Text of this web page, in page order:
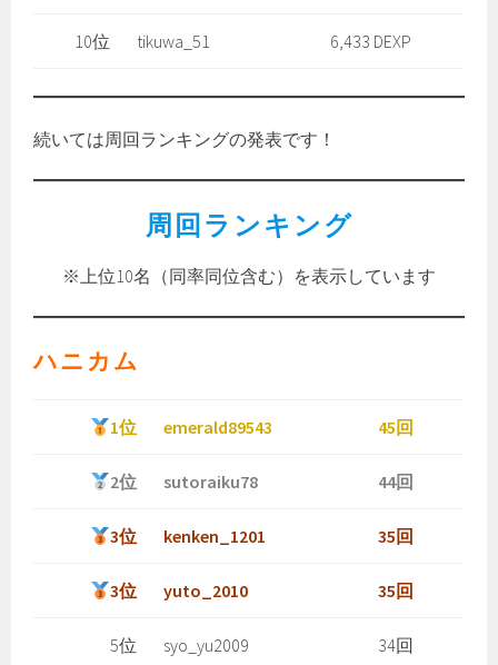
10位 tikuwa_51 6,433 DEXP
続いては周回ランキングの発表です！
周回ランキング
※上位10名（同率同位含む）を表示しています
ハニカム
1位 emerald89543 45回
2位 sutoraiku78 44回
3位 kenken_1201 35回
3位 yuto_2010 35回
5位 syo_yu2009 34回